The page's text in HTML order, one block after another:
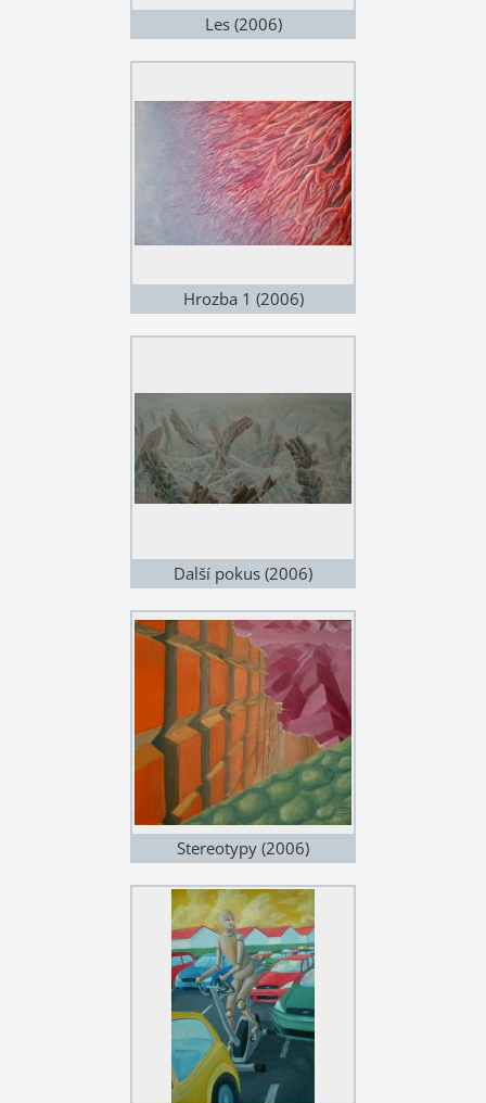
Les (2006)
Hrozba 1 (2006)
Další pokus (2006)
Stereotypy (2006)